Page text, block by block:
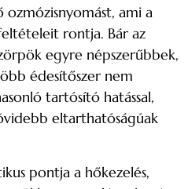
ozmózisnyomást, ami a
rontja. Bár az
egyre népszerűbbek,
édesítőszer nem
tartósító hatással,
eltarthatóságúak
pontja a hőkezelés,